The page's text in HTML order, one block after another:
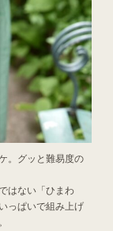
。グッと難易度の
はない「ひまわ
っぱいで組み上げ